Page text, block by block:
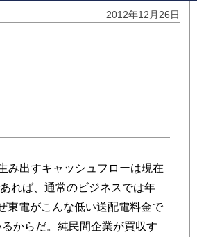
2012年12月26日
み出すキャッシュフローは現在
れば、通常のビジネスでは年
東電がこんな低い送配電料金で
からだ。純民間企業が買収す